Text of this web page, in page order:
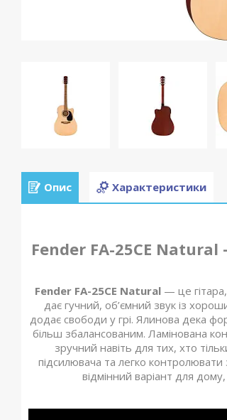
Опис Характеристики
Fender FA-25CE
Fender FA-25CE Natural— це
дає гучний, об’ємний звук із
додає свободи у грі. Ялинова дека
більш збалансованим. Ламінована
зручний навіть для тих, хто
підсилювача та легко
відмінний варіант для